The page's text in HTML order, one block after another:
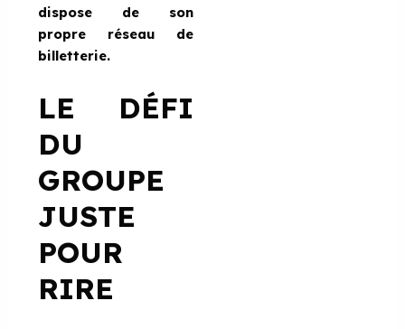
dispose de son
propre réseau de
billetterie.
LE DÉFI
DU
GROUPE
JUSTE
POUR
RIRE